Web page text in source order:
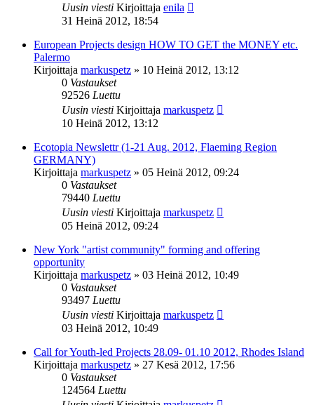
Uusin viesti Kirjoittaja enila
31 Heinä 2012, 18:54
European Projects design HOW TO GET the MONEY etc.
Palermo
Kirjoittaja markuspetz » 10 Heinä 2012, 13:12
0 Vastaukset
92526 Luettu
Uusin viesti Kirjoittaja markuspetz
10 Heinä 2012, 13:12
Ecotopia Newslettr (1-21 Aug. 2012, Flaeming Region
GERMANY)
Kirjoittaja markuspetz » 05 Heinä 2012, 09:24
0 Vastaukset
79440 Luettu
Uusin viesti Kirjoittaja markuspetz
05 Heinä 2012, 09:24
New York "artist community" forming and offering
opportunity
Kirjoittaja markuspetz » 03 Heinä 2012, 10:49
0 Vastaukset
93497 Luettu
Uusin viesti Kirjoittaja markuspetz
03 Heinä 2012, 10:49
Call for Youth-led Projects 28.09- 01.10 2012, Rhodes Island
Kirjoittaja markuspetz » 27 Kesä 2012, 17:56
0 Vastaukset
124564 Luettu